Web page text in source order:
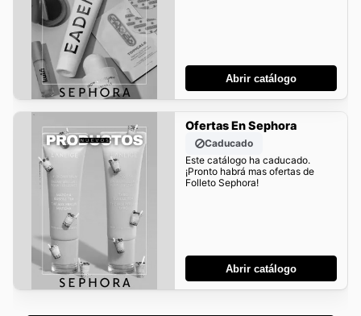
Abrir catálogo
Ofertas En Sephora
Caducado
Este catálogo ha caducado.
¡Pronto habrá mas ofertas de
Folleto Sephora!
Abrir catálogo